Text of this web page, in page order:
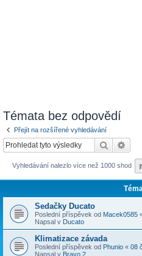
Témata bez odpovědí
Přejít na rozšířené vyhledávání
Hledat
Vyhledávání nalezlo více než 1000 shod
Sedačky Ducato
Poslední příspěvek od Macek0585
Napsal v Ducato
Klimatizace závada
Poslední příspěvek od Phunio « 08
Napsal v Bravo 2